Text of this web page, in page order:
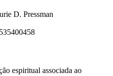
D. Pressman
espiritual associada ao